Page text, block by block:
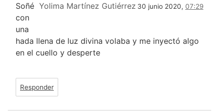
Yolima Martínez Gutiérrez 30 junio 2020, 07:29
Soñé
con
una
hada llena de luz divina volaba y me inyectó algo
en el cuello y desperte
Responder